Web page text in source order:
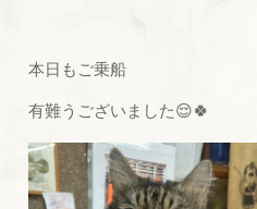
本日もご乗船
有難うございました😌🍀